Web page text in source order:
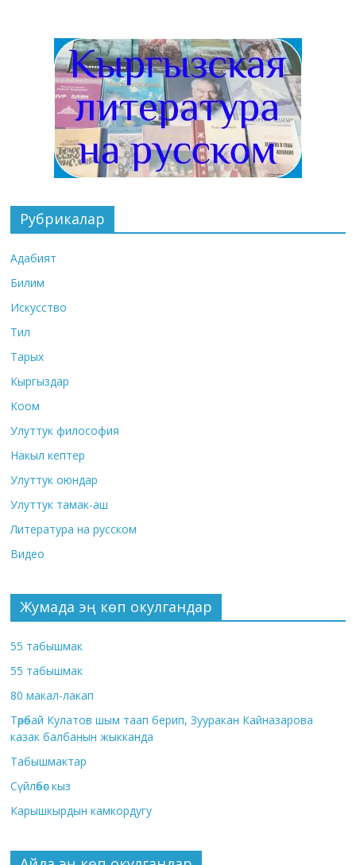
Рубрикалар
Адабият
Билим
Искусство
Тил
Тарых
Кыргыздар
Коом
Улуттук философия
Накыл кептер
Улуттук оюндар
Улуттук тамак-аш
Литература на русском
Видео
Жумада эң көп окулгандар
55 табышмак
55 табышмак
80 макал-лакап
Төрөбай Кулатов шым таап берип, Зууракан Кайназарова
казак балбанын жыкканда
Табышмактар
Сүйлөбөс кыз
Карышкырдын камкордугу